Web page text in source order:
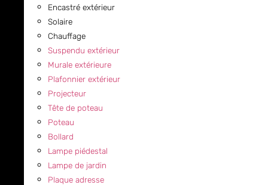
Encastré extérieur
Solaire
Chauffage
Suspendu extérieur
Murale extérieure
Plafonnier extérieur
Projecteur
Tête de poteau
Poteau
Bollard
Lampe piédestal
Lampe de jardin
Plaque adresse